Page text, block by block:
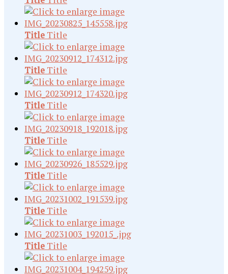
Title Title
Title Title
Title Title
Title Title
Title Title
Title Title
Title Title